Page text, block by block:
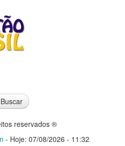
Buscar
reservados ®
- Hoje: 07/08/2026 - 11:32